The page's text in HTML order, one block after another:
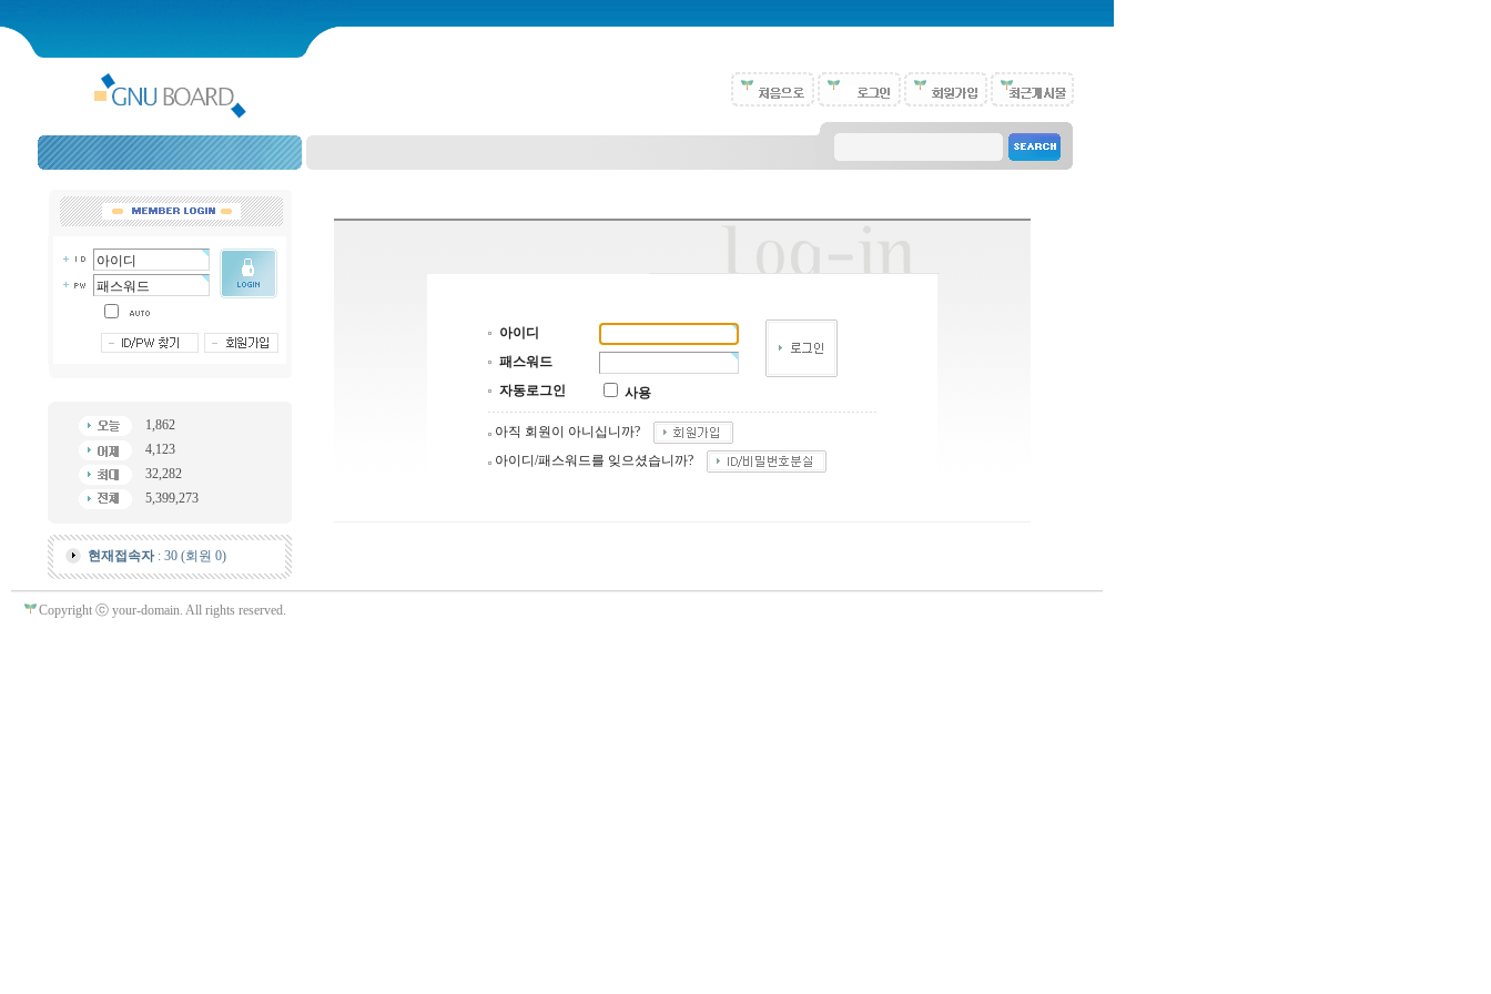
1,862
4,123
32,282
5,399,273
현재접속자: 30 (회원 0)
아이디
패스워드
자동로그인
사용
아직 회원이 아니십니까?
아이디/패스워드를 잊으셨습니까?
Copyright ⓒ your-domain. All rights reserved.